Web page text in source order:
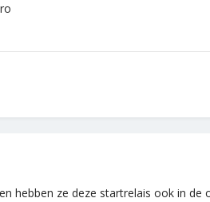
hebben ze deze startrelais ook in de